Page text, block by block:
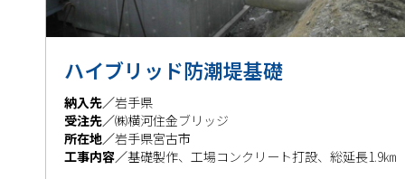
ハイブリッド防潮堤基礎
納入先／岩手県
受注先／㈱横河住金ブリッジ
所在地／岩手県宮古市
工事内容／基礎製作、工場コンクリート打設、総延長1.9㎞